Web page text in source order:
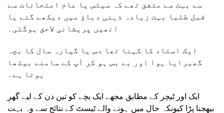
سے بہت سے متفق تھے کہ سیٹس یا عام امتحانات سے
قبل طلبا بہت زیادہ ذہنی دباؤ میں دیکھے گئے یا
انھیں پریشانی لاحق ہوگئی۔
ایک استاد کا کہنا تھا دس یا گیارہ سال کا بچہ
گھبرایا ہوا اور بے بس ہو کر آپ کے سامنے بیٹھا
ہوتا ہے۔
ایک اور ٹیچر کے مطابق مجھے ایک بچے کو تین دن کے لیے گھر
بیھجنا پڑا کیونکہ حال میں ہونے والے ٹیسٹ کے نتائج سے وہ بہت